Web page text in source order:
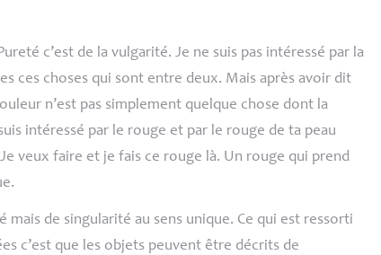
c’est de la vulgarité. Je ne suis pas intéressé par la
ces choses qui sont entre deux. Mais après avoir dit
n’est pas simplement quelque chose dont la
intéressé par le rouge et par le rouge de ta peau
veux faire et je fais ce rouge là. Un rouge qui prend
mais de singularité au sens unique. Ce qui est ressorti
c’est que les objets peuvent être décrits de